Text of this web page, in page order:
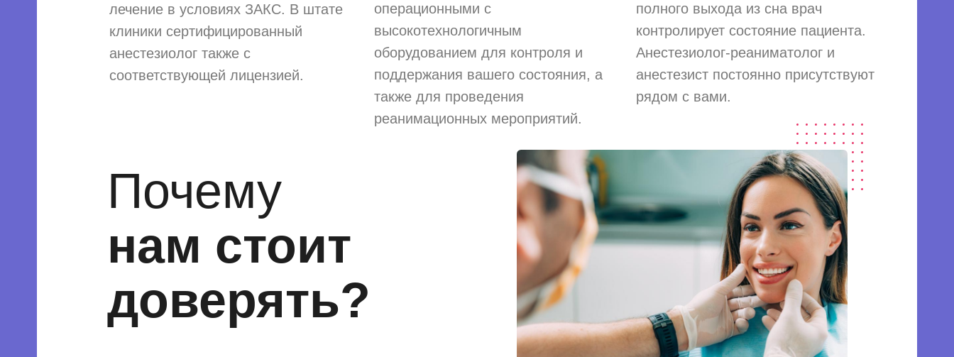
Почему
нам стоит
доверять?
лечение в условиях ЗАКС. В штате
клиники сертифицированный
анестезиолог также с
соответствующей лицензией.
операционными с
высокотехнологичным
оборудованием для контроля и
поддержания вашего состояния, а
также для проведения
реанимационных мероприятий.
полного выхода из сна врач
контролирует состояние пациента.
Анестезиолог-реаниматолог и
анестезист постоянно присутствуют
рядом с вами.